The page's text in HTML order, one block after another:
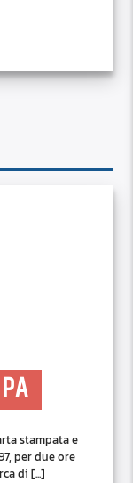
stampata e
per due ore
di [...]